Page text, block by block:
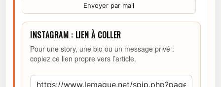
Envoyer par mail
INSTAGRAM : LIEN À COLLER
Pour une story, une bio ou un message privé :
copiez ce lien propre vers l’article.